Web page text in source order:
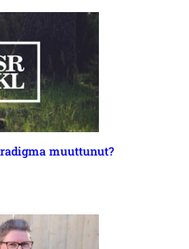
muuttunut?